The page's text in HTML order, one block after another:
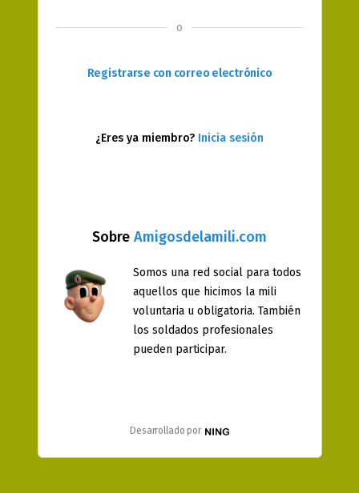
Sobre Amigosdelamili.com
Somos una red social para todos
aquellos que hicimos la mili
voluntaria u obligatoria. También
los soldados profesionales
pueden participar.
Desarrollado por
o
Registrarse con correo electrónico
¿Eres ya miembro? Inicia sesión